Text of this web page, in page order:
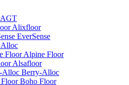
AGT
Alixfloor
EverSense
Alloc
Alpine Floor
Alsafloor
Berry-Alloc
Boho Floor